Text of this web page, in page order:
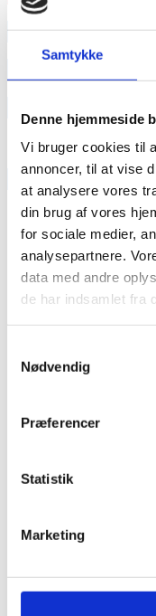
Samtykke
Denne hjemmeside
Vi bruger cookies til
annoncer, til at vise
at analysere vores
din brug af vores
for sociale medier,
analysepartnere.
data med andre
de har indsamlet fra
Nødvendig
Præferencer
Statistik
Marketing
annonce
annonce
RAINBOW